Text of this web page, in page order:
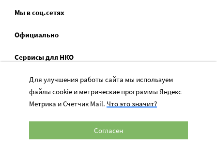
Мы в соц.сетях
Официально
Сервисы для НКО
Спецпроекты
Социальное служение
Для улучшения работы сайта мы используем
файлы cookie и метрические программы Яндекс
Метрика и Счетчик Mail. Что это значит?
Согласен